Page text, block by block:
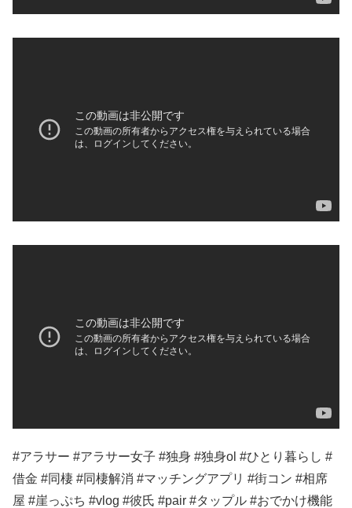
#アラサー #アラサー女子 #独身 #独身ol #ひとり暮らし #
借金 #同棲 #同棲解消 #マッチングアプリ #街コン #相席
屋 #崖っぷち #vlog #彼氏 #pair #タップル #おでかけ機能